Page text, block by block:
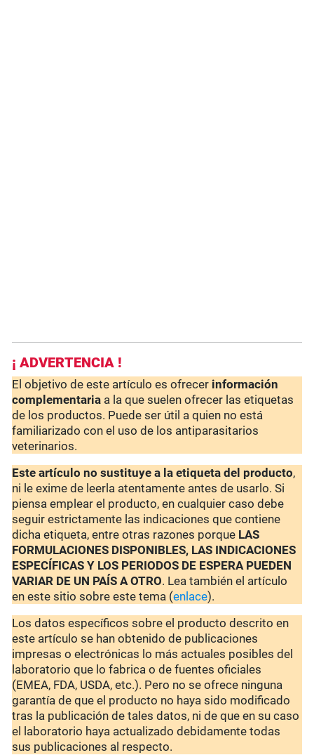
¡ ADVERTENCIA !
El objetivo de este artículo es ofrecer información
complementaria a la que suelen ofrecer las etiquetas
de los productos. Puede ser útil a quien no está
familiarizado con el uso de los antiparasitarios
veterinarios.
Este artículo no sustituye a la etiqueta del producto,
ni le exime de leerla atentamente antes de usarlo. Si
piensa emplear el producto, en cualquier caso debe
seguir estrictamente las indicaciones que contiene
dicha etiqueta, entre otras razones porque LAS
FORMULACIONES DISPONIBLES, LAS INDICACIONES
ESPECÍFICAS Y LOS PERIODOS DE ESPERA PUEDEN
VARIAR DE UN PAÍS A OTRO. Lea también el artículo
en este sitio sobre este tema (enlace).
Los datos específicos sobre el producto descrito en
este artículo se han obtenido de publicaciones
impresas o electrónicas lo más actuales posibles del
laboratorio que lo fabrica o de fuentes oficiales
(EMEA, FDA, USDA, etc.). Pero no se ofrece ninguna
garantía de que el producto no haya sido modificado
tras la publicación de tales datos, ni de que en su caso
el laboratorio haya actualizado debidamente todas
sus publicaciones al respecto.